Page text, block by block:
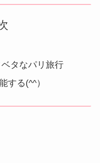
タなパリ旅行
する(^^）